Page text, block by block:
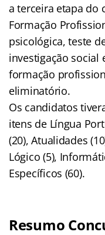
a terceira etapa do
Formação
psicológica, teste
investigação social
formação
eliminatório.
Os candidatos
itens de Língua
(20), Atualidades
Lógico (5),
Específicos (60).
Resumo